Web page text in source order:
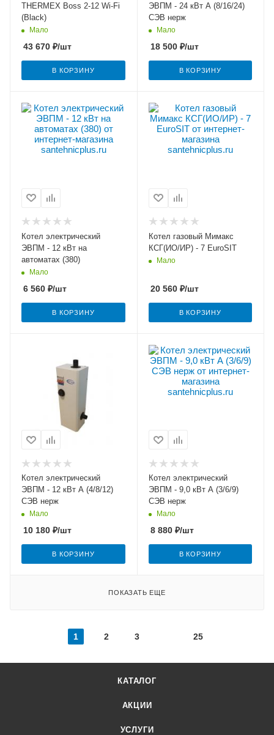
THERMEX Boss 2-12 Wi-Fi
(Black)
Мало
43 670 ₽/шт
В КОРЗИНУ
ЭВПМ - 24 кВт А (8/16/24)
СЭВ нерж
Мало
18 500₽/шт
В КОРЗИНУ
Котел электрический
ЭВПМ - 12 кВт на
автоматах (380)
Мало
6 560 ₽/шт
В КОРЗИНУ
Котел газовый Мимакс
КСГ(ИО/ИР) - 7 EuroSIT
Мало
20 560₽/шт
В КОРЗИНУ
Котел электрический
ЭВПМ - 12 кВт А (4/8/12)
СЭВ нерж
Мало
10 180 ₽/шт
В КОРЗИНУ
Котел электрический
ЭВПМ - 9,0 кВт А (3/6/9)
СЭВ нерж
Мало
8 880₽/шт
В КОРЗИНУ
ПОКАЗАТЬ ЕЩЕ
1 2 3 25
КАТАЛОГ
АКЦИИ
УСЛУГИ